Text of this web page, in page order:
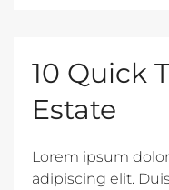
10 Quick
Estate
Lorem ipsum
adipiscing elit.